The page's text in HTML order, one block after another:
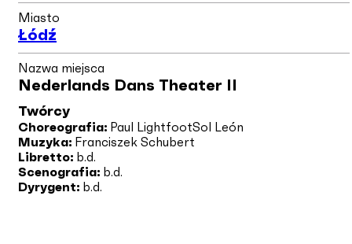
Miasto
Łódź
Nazwa miejsca
Nederlands Dans Theater II
Twórcy
Choreografia: Paul LightfootSol León
Muzyka: Franciszek Schubert
Libretto: b.d.
Scenografia: b.d.
Dyrygent: b.d.